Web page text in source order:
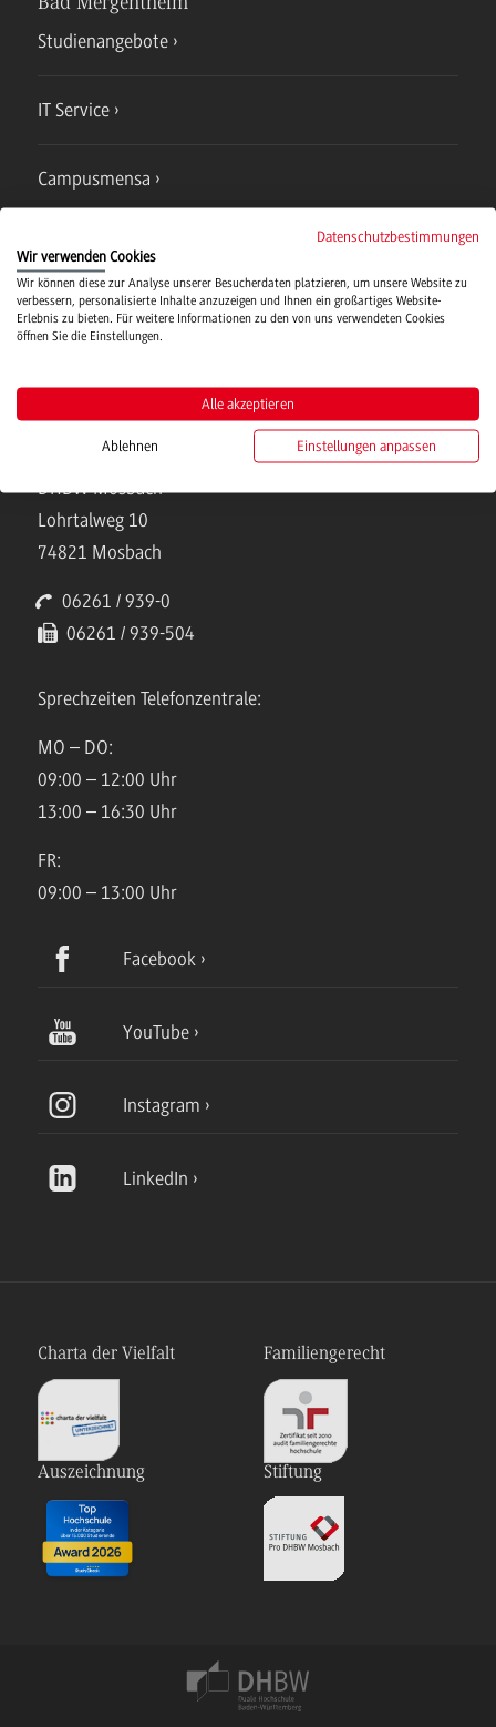
Bad Mergentheim
Studienangebote
IT Service
Campusmensa
Hochschulsport
Verwaltung
DHBW Mosbach
Lohrtalweg 10
74821 Mosbach
06261 / 939-0
06261 / 939-504
Sprechzeiten Telefonzentrale:
MO – DO:
09:00 – 12:00 Uhr
13:00 – 16:30 Uhr
FR:
09:00 – 13:00 Uhr
Facebook
YouTube
Instagram
LinkedIn
Charta der Vielfalt Familiengerecht
Auszeichnung Stiftung
Datenschutzbestimmungen
Wir verwenden Cookies
Wir können diese zur Analyse unserer Besucherdaten platzieren, um unsere Website zu
verbessern, personalisierte Inhalte anzuzeigen und Ihnen ein großartiges Website-
Erlebnis zu bieten. Für weitere Informationen zu den von uns verwendeten Cookies
öffnen Sie die Einstellungen.
Alle akzeptieren
Ablehnen Einstellungen anpassen